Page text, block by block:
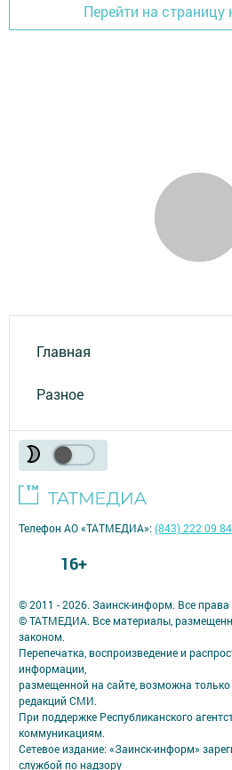
Перейти на страницу
Главная
Разное
© 2011 - 2026. Заинск-информ. Все
© ТАТМЕДИА. Все материалы,
законом.
Перепечатка, воспроизведение и
информации,
размещенной на сайте, возможна только
редакций СМИ.
При поддержке Республиканского
коммуникациям.
Сетевое издание: «Заинск-информ»
службой по надзору
Телефон АО «ТАТМЕДИА»:(843) 222 09 84
16+